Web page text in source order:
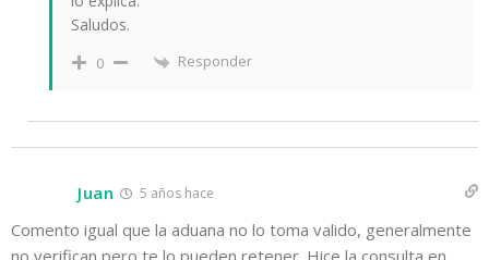
Saludos.
0 Responder
Juan 5 años hace
Comento igual que la aduana no lo toma valido, generalmente
no verifican pero te lo pueden retener. Hice la consulta en